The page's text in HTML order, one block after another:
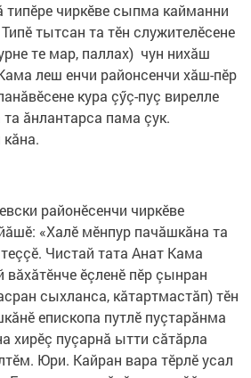
типӗре чиркӗве сыпма кайманни
тытсан та тӗн служителӗсене
те мар, паллах) чун нихăш
леш енчи районсенчи хăш-пӗр
кура çӳç-пуç вирелле
ăнлантарса пама çук.
районӗсенчи чиркӗве
«Халӗ мӗнпур пачăшкăна та
Чистай тата Анат Кама
вăхăтӗнче ӗçленӗ пӗр çынран
сыхланса, кăтартмастăп) тӗн
епископа путлӗ пуçтарăнма
хирӗç пуçарнă ытти сăтăрла
Юри. Кайран вара тӗрлӗ усал